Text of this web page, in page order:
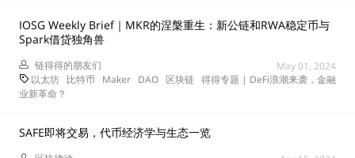
IOSG Weekly Brief｜MKR的涅槃重生：新公链和RWA稳定币与
Spark借贷独角兽
链得得的朋友们
May 01, 2024
以太坊 比特币 Maker DAO 区块链 得得专题 | DeFi浪潮来袭，金融
业新革命？
SAFE即将交易，代币经济学与生态一览